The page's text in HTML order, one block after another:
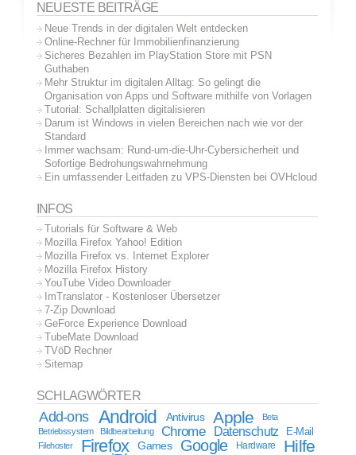
NEUESTE BEITRÄGE
Neue Trends in der digitalen Welt entdecken
Online-Rechner für Immobilienfinanzierung
Sicheres Bezahlen im PlayStation Store mit PSN
Guthaben
Mehr Struktur im digitalen Alltag: So gelingt die
Organisation von Apps und Software mithilfe von Vorlagen
Tutorial: Schallplatten digitalisieren
Darum ist Windows in vielen Bereichen nach wie vor der
Standard
Immer wachsam: Rund-um-die-Uhr-Cybersicherheit und
Sofortige Bedrohungswahrnehmung
Ein umfassender Leitfaden zu VPS-Diensten bei OVHcloud
INFOS
Tutorials für Software & Web
Mozilla Firefox Yahoo! Edition
Mozilla Firefox vs. Internet Explorer
Mozilla Firefox History
YouTube Video Downloader
ImTranslator - Kostenloser Übersetzer
7-Zip Download
GeForce Experience Download
TubeMate Download
TVöD Rechner
Sitemap
SCHLAGWÖRTER
Add-ons Android Antivirus Apple
Beta
Betriebssystem
Bildbearbeitung Chrome Datenschutz E-Mail
Filehoster Firefox Games Google Hardware Hilfe